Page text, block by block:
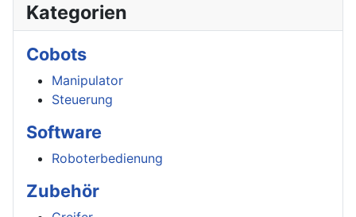
Kategorien
Cobots
Manipulator
Steuerung
Software
Roboterbedienung
Zubehör